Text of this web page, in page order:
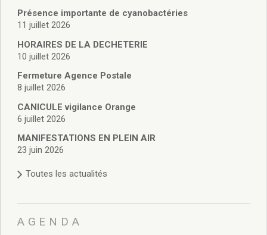
Inscriptions sur les listes électorales
Plan Local d’Urbanisme intercommunal
Actes d’état civil
Budgets
Budget de Fonctionnement
Budget d’Investissement
Conseils municipaux
Règlement du conseil municipal
Déliberations 2026
Délibérations 2024
Délibérations 2022
Délibérations 2021
Présence importante de cyanobactéries
11 juillet 2026
HORAIRES DE LA DECHETERIE
10 juillet 2026
Fermeture Agence Postale
8 juillet 2026
CANICULE vigilance Orange
6 juillet 2026
MANIFESTATIONS EN PLEIN AIR
23 juin 2026
Toutes les actualités
AGENDA